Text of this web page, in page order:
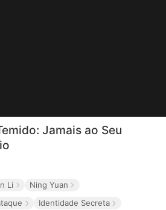
Jamais ao Seu
Li Ning Yuan
Identidade Secreta